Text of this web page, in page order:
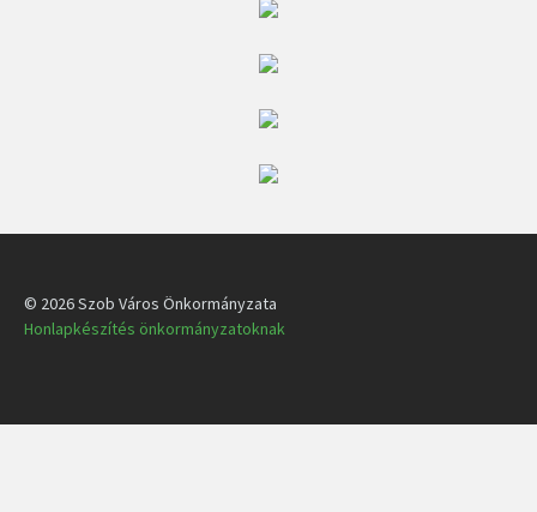
© 2026 Szob Város Önkormányzata
Honlapkészítés önkormányzatoknak